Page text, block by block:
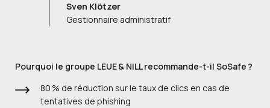
Sven Klötzer
Gestionnaire administratif
Pourquoi le groupe LEUE & NILL recommande-t-il SoSafe ?
80 % de réduction sur le taux de clics en cas de
tentatives de phishing